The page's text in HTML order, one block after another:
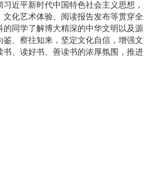
近平新时代中国特色社会主义思想，
化艺术体验、阅读报告发布等贯穿全
同学了解博大精深的中华文明以及源
、察往知来，坚定文化自信，增强文
、读好书、善读书的浓厚氛围，推进